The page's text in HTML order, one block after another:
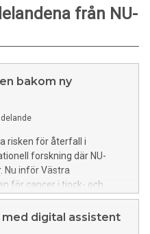
från NU-
bakom ny
risken för återfall i
forskning där NU-
Nu inför Västra
för cancer i tjock- och
krävs för att identifiera de
digital assistent